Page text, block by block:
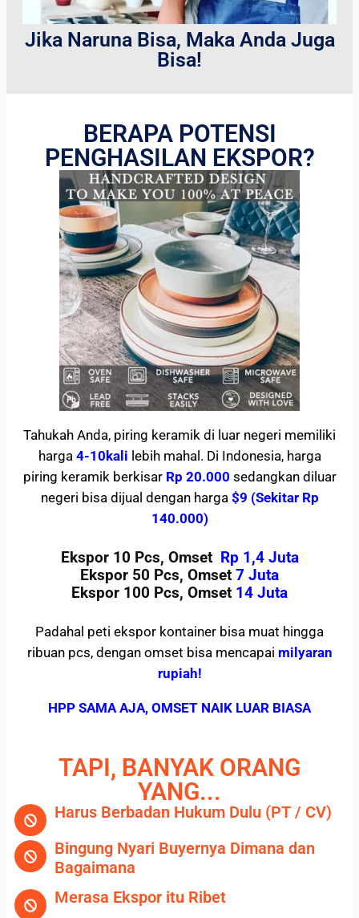
Jika Naruna Bisa, Maka Anda Juga
Bisa!
BERAPA POTENSI
PENGHASILAN EKSPOR?
Tahukah Anda, piring keramik di luar negeri memiliki
harga 4-10kali lebih mahal. Di Indonesia, harga
piring keramik berkisar Rp 20.000 sedangkan diluar
negeri bisa dijual dengan harga $9 (Sekitar Rp
140.000)
Ekspor 10 Pcs, Omset
Rp 1,4 Juta
Ekspor 50 Pcs, Omset 7 Juta
Ekspor 100 Pcs, Omset 14 Juta
Padahal peti ekspor kontainer bisa muat hingga
ribuan pcs, dengan omset bisa mencapai milyaran
rupiah!
HPP SAMA AJA, OMSET NAIK LUAR BIASA
TAPI, BANYAK ORANG
YANG...
Harus Berbadan Hukum Dulu (PT / CV)
Bingung Nyari Buyernya Dimana dan
Bagaimana
Merasa Ekspor itu Ribet